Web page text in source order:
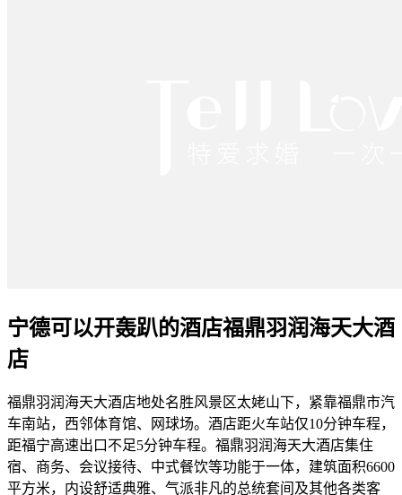
宁德可以开轰趴的酒店福鼎羽润海天大酒
店
福鼎羽润海天大酒店地处名胜风景区太姥山下，紧靠福鼎市汽
车南站，西邻体育馆、网球场。酒店距火车站仅10分钟车程，
距福宁高速出口不足5分钟车程。福鼎羽润海天大酒店集住
宿、商务、会议接待、中式餐饮等功能于一体，建筑面积6600
平方米，内设舒适典雅、气派非凡的总统套间及其他各类客